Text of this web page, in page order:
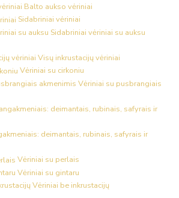
Balto aukso vėriniai
Sidabriniai vėriniai
Sidabriniai vėriniai su auksu
Visų inkrustacijų vėriniai
Vėriniai su cirkoniu
Vėriniai su pusbrangiais
deimantais, rubinais, safyrais ir
Vėriniai su perlais
Vėriniai su gintaru
Vėriniai be inkrustacijų